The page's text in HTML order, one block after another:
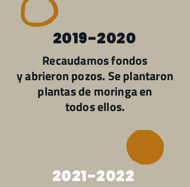
2019-2020
Recaudamos fondos
y abrieron pozos. Se plantaron
plantas de moringa en
todos ellos.
2021-2022